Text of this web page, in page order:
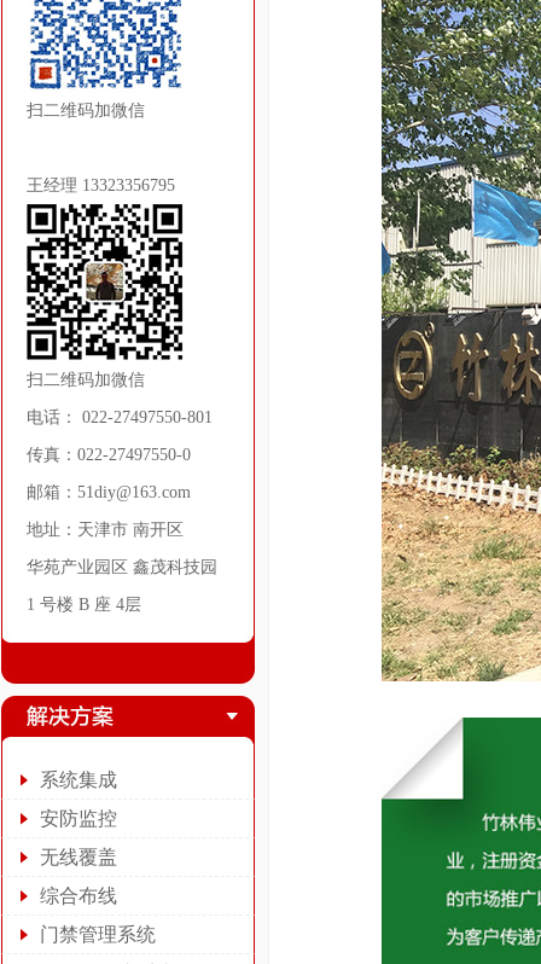
扫二维码加微信
王经理 13323356795
扫二维码加微信
电话： 022-27497550-801
传真：022-27497550-0
邮箱：51diy@163.com
地址：天津市 南开区
华苑产业园区 鑫茂科技园
1 号楼 B 座 4层
系统集成
安防监控
无线覆盖
综合布线
门禁管理系统